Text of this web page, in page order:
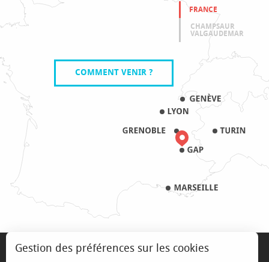
FRANCE
CHAMPSAUR
VALGAUDEMAR
COMMENT VENIR ?
MENTIONS LÉGALES
Gestion des préférences sur les cookies